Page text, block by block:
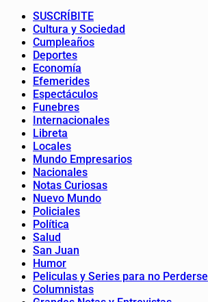
SUSCRÍBITE
Cultura y Sociedad
Cumpleaños
Deportes
Economía
Efemerides
Espectáculos
Funebres
Internacionales
Libreta
Locales
Mundo Empresarios
Nacionales
Notas Curiosas
Nuevo Mundo
Policiales
Política
Salud
San Juan
Humor
Peliculas y Series para no Perderse
Columnistas